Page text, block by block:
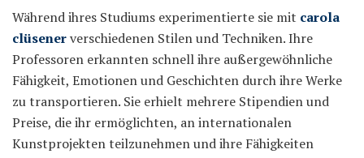
Während ihres Studiums experimentierte sie mit carola
clüsenerverschiedenen Stilen und Techniken. Ihre
Professoren erkannten schnell ihre außergewöhnliche
Fähigkeit, Emotionen und Geschichten durch ihre Werke
zu transportieren. Sie erhielt mehrere Stipendien und
Preise, die ihr ermöglichten, an internationalen
Kunstprojekten teilzunehmen und ihre Fähigkeiten